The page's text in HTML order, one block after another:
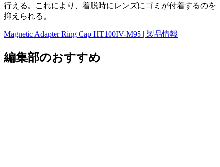
行える。これにより、着脱時にレンズにゴミが付着するのを
抑えられる。
Magnetic Adapter Ring Cap HT100IV-M95 | 製品情報
編集部のおすすめ